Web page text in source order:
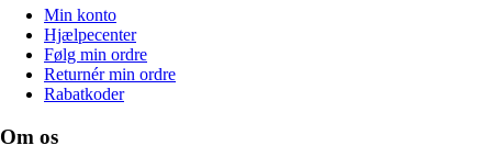
Min konto
Hjælpecenter
Følg min ordre
Returnér min ordre
Rabatkoder
Om os